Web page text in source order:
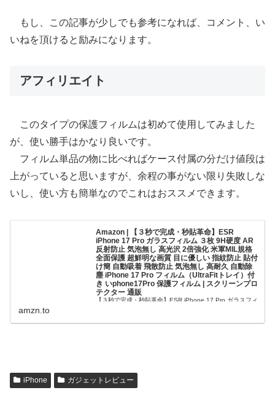
もし、この記事が少しでも参考になれば、コメント、い
いねを頂けると励みになります。
アフィリエイト
このタイプの保護フィルムは初めて使用してみました
が、使い勝手はかなり良いです。
フィルム単品の物に比べればケース付属の分だけ値段は
上がっていると思いますが、余程の事がない限り失敗しな
いし、使い方も簡単なのでこれはおススメできます。
Amazon | 【３秒で完成・秒貼革命】ESR
iPhone 17 Pro ガラスフィルム ３枚 9H硬度 AR
反射防止 気泡無し 高光沢 2倍強化 米軍MIL規格
全面保護 超鮮明な画質 目に優しい 指紋防止 貼付
け簡 自動吸着 飛散防止 気泡無し 高耐久 自動除
塵 iPhone 17 Pro フィルム（UltraFitトレイ）付
き いphone17Pro 保護フィルム | スクリーンプロ
テクター 通販
【３秒で完成・秒貼革命】ESR iPhone 17 Pro ガラスフィ
amzn.to
iPhone ガジェットレビュー